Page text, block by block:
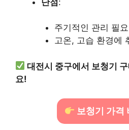
주기적인 관리 필요
고온, 고습 환경에
대전시 중구에서 보청기
요!
보청기 가격